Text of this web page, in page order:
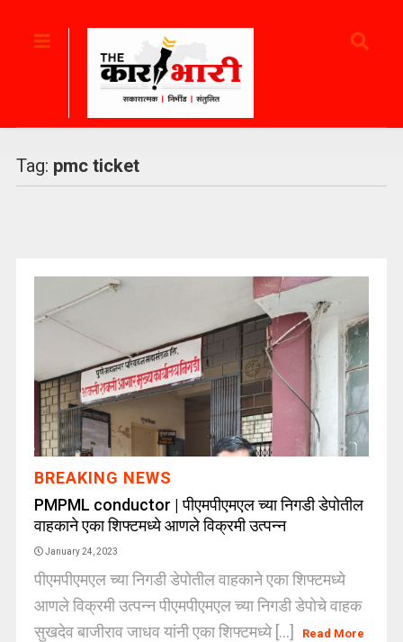
Tag: pmc ticket
BREAKING NEWS
PMPML conductor | पीएमपीएमएल च्या निगडी डेपोतील
वाहकाने एका शिफ्टमध्ये आणले विक्रमी उत्पन्न
January 24, 2023
पीएमपीएमएल च्या निगडी डेपोतील वाहकाने एका शिफ्टमध्ये
आणले विक्रमी उत्पन्न पीएमपीएमएल च्या निगडी डेपोचे वाहक
सुखदेव बाजीराव जाधव यांनी एका शिफ्टमध्ये [...]
Read More